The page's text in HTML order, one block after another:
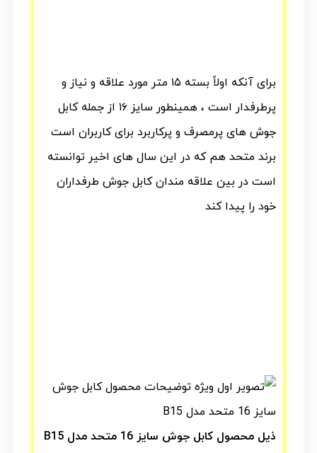
برای آنکه اولاً بسته ۱۵ متر مورد علاقه و نیاز و
پرطرفدار است ، همینطور سایز ۱۶ از جمله کابل
جوش های پرمصرف و پرکاربرد برای کاربران است
برند متحد هم که در این سال های اخیر توانسته
است در بین علاقه مندان کابل جوش طرفداران
خود را پیدا کند
ذیل محصول کابل جوش سایز 16 متحد مدل B15